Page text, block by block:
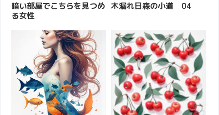
暗い部屋でこちらを見つめ
る女性
木漏れ日森の小道 04